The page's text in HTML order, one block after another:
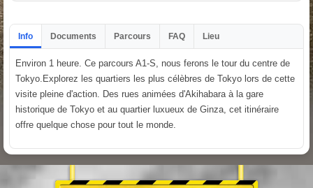
Info Documents Parcours FAQ Lieu
Environ 1 heure. Ce parcours A1-S, nous ferons le tour du centre de
Tokyo.Explorez les quartiers les plus célèbres de Tokyo lors de cette
visite pleine d'action. Des rues animées d'Akihabara à la gare
historique de Tokyo et au quartier luxueux de Ginza, cet itinéraire
offre quelque chose pour tout le monde.